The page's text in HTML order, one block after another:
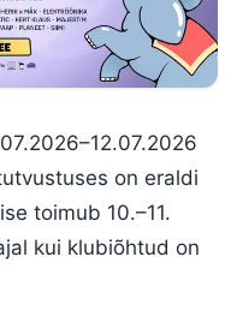
on eraldi
toimub 10.–11.
kui klubiõhtud on